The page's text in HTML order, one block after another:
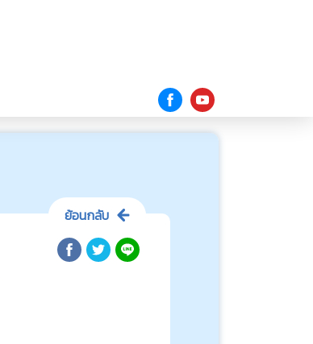
ย้อนกลับ